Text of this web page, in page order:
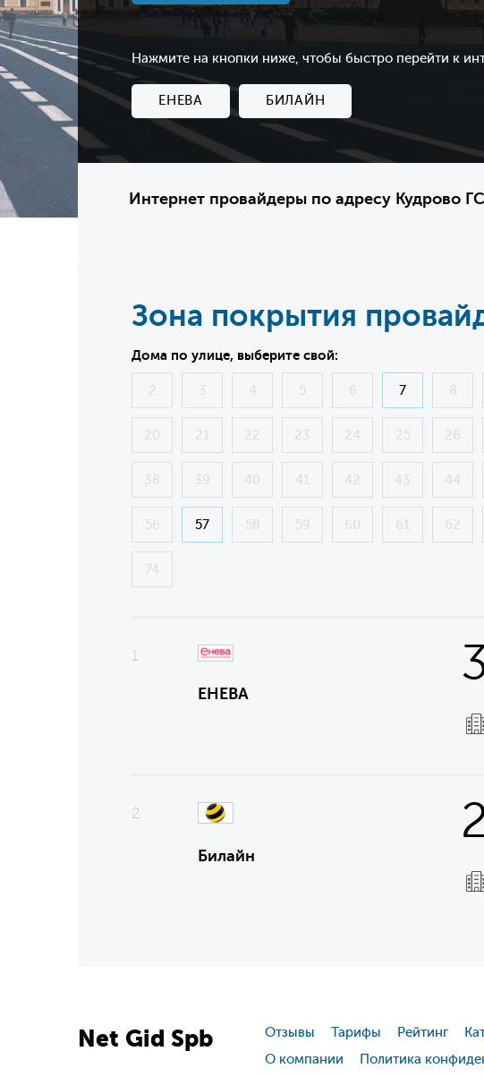
Нажмите на кнопки ниже, чтобы быстро перейти к
ЕНЕВА БИЛАЙН
Интернет провайдеры по адресу Кудрово
Зона покрытия
Дома по улице, выберите свой:
2 3 4 5 6 7 8
20 21 22 23 24 25 26
38 39 40 41 42 43 44
56 57 58 59 60 61 62
74
1
ЕНЕВА
2
Билайн
Net Gid Spb Отзывы Тарифы Рейтинг
О компании
Политика